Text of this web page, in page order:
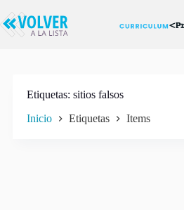
al
contenido
Etiquetas sitios falsos
Inicio Etiquetas Items